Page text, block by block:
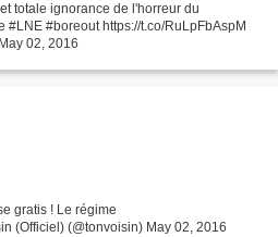
totale ignorance de l'horreur du
#LNE #boreout https://t.co/RuLpFbAspM
02, 2016
gratis ! Le régime
(Officiel) (@tonvoisin) May 02, 2016